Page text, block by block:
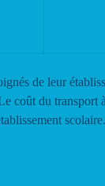
de leur
coût du transport
scolaire.